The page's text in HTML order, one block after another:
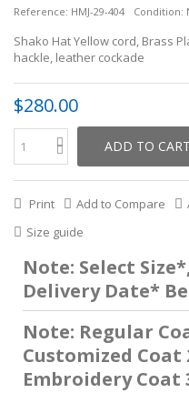
Reference: HMJ-29-404 Condition:
Shako Hat Yellow cord, Brass
hackle, leather cockade
$280.00
ADD TO CART
Print Add to Compare
Size guide
Note: Select
Delivery Date*
Note: Regular
Customized Coat
Embroidery Coat